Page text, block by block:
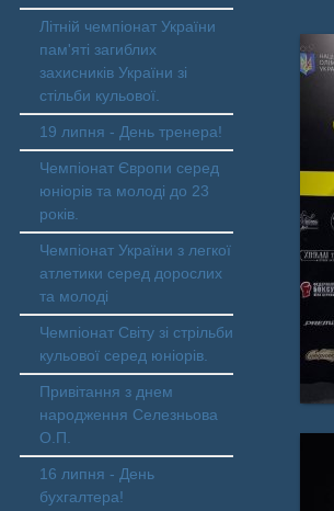
Літній чемпіонат України
пам'яті загиблих
захисників України зі
стільби кульової.
19 липня - День тренера!
Чемпіонат Європи серед
юніорів та молоді до 23
років.
Чемпіонат України з легкої
атлетики серед дорослих
та молоді
Чемпіонат Світу зі стрільби
кульової серед юніорів.
Привітання з днем
народження Селезньова
О.П.
16 липня - День
бухгалтера!